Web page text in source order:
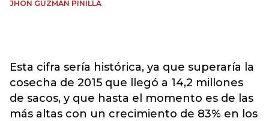
JHON GUZMÁN PINILLA
Esta cifra sería histórica, ya que superaría la
cosecha de 2015 que llegó a 14,2 millones
de sacos, y que hasta el momento es de las
más altas con un crecimiento de 83% en los